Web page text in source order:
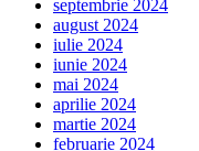
septembrie 2024
august 2024
iulie 2024
iunie 2024
mai 2024
aprilie 2024
martie 2024
februarie 2024